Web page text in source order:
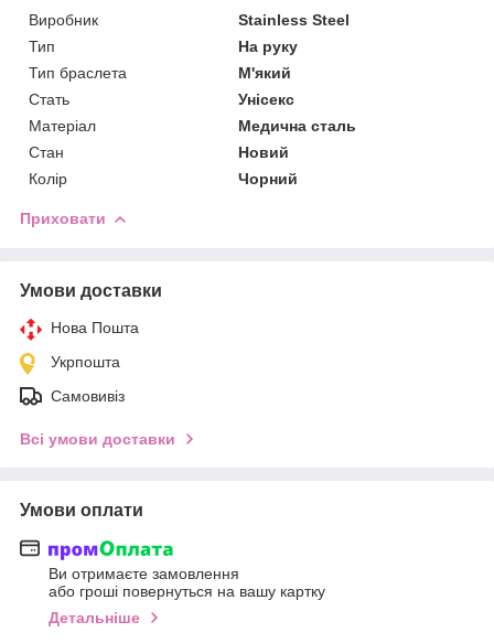
Виробник
Stainless Steel
Тип
На руку
Тип браслета
М'який
Стать
Унісекс
Матеріал
Медична сталь
Стан
Новий
Колір
Чорний
Приховати
Умови доставки
Нова Пошта
Укрпошта
Самовивіз
Всі умови доставки
Умови оплати
Ви отримаєте замовлення
або гроші повернуться на вашу картку
Детальніше